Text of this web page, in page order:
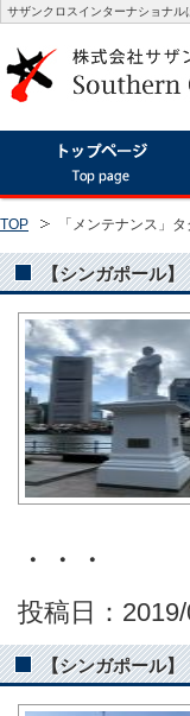
サザンクロスインターナショナ
TOP 「メンテナンス」
【シンガポール】
・・・
投稿日：
【シンガポール】